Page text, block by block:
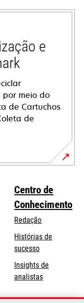
e
por meio do
de Cartuchos
de
Centro de
Conhecimento
Redação
Histórias de
sucesso
Insights de
analistas